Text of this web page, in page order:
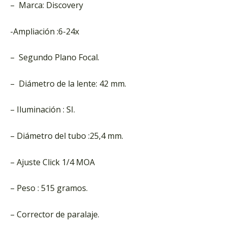
– Marca: Discovery
-Ampliación :6-24x
– Segundo Plano Focal.
– Diámetro de la lente: 42 mm.
– Iluminación : SI.
– Diámetro del tubo :25,4 mm.
– Ajuste Click 1/4 MOA
– Peso : 515 gramos.
– Corrector de paralaje.